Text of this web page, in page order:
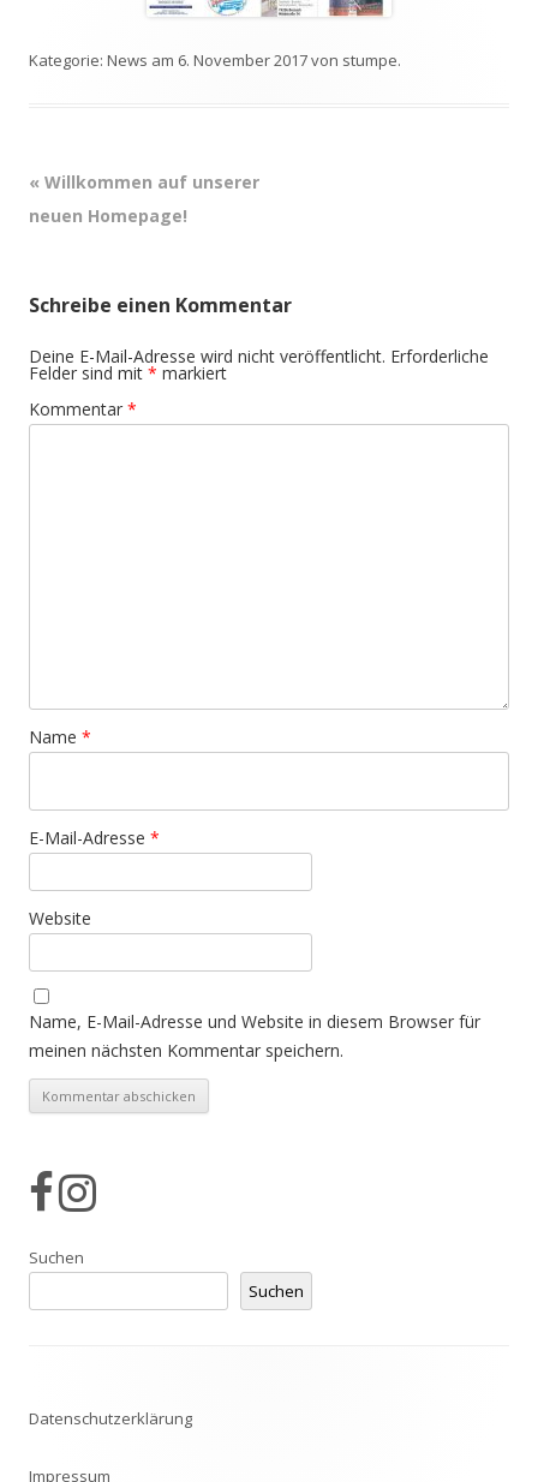
Kategorie: News am 6. November 2017von stumpe.
Beitrags-
Navigation
« Willkommen auf unserer
neuen Homepage!
Schreibe einen Kommentar
Deine E-Mail-Adresse wird nicht veröffentlicht. Erforderliche
Felder sind mit * markiert
Kommentar *
Name *
E-Mail-Adresse *
Website
Name, E-Mail-Adresse und Website in diesem Browser für
meinen nächsten Kommentar speichern.
Suchen
Suchen
Datenschutzerklärung
Impressum